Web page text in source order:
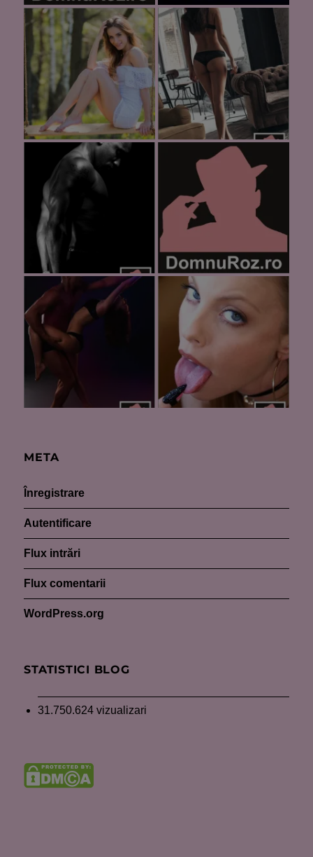
META
Înregistrare
Autentificare
Flux intrări
Flux comentarii
WordPress.org
STATISTICI BLOG
31.750.624 vizualizari